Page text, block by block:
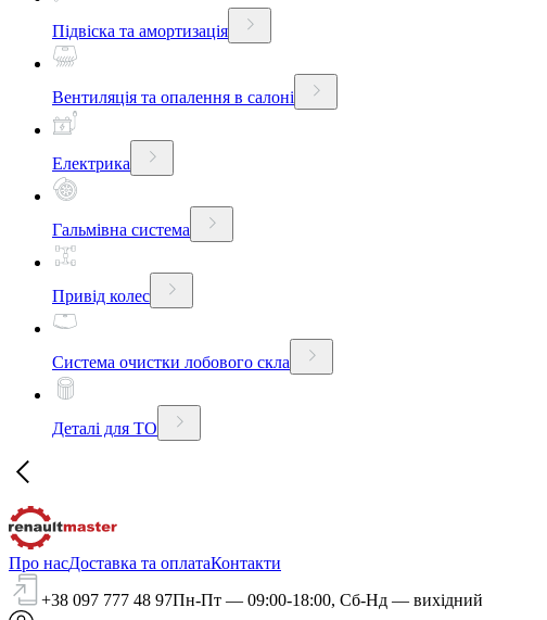
Підвіска та амортизація
Вентиляція та опалення в салоні
Електрика
Гальмівна система
Привід колес
Система очистки лобового скла
Деталі для ТО
Про насДоставка та оплатаКонтакти
+38 097 777 48 97Пн-Пт — 09:00-18:00, Сб-Нд — вихідний